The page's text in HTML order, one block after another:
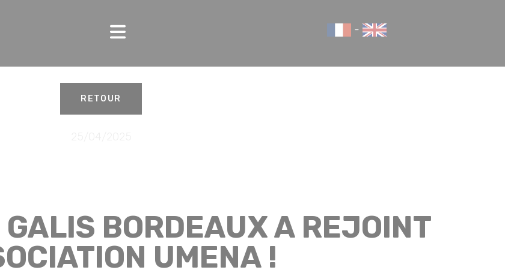
-
RETOUR
GALIS BORDEAUX A REJOINT
UMENA !